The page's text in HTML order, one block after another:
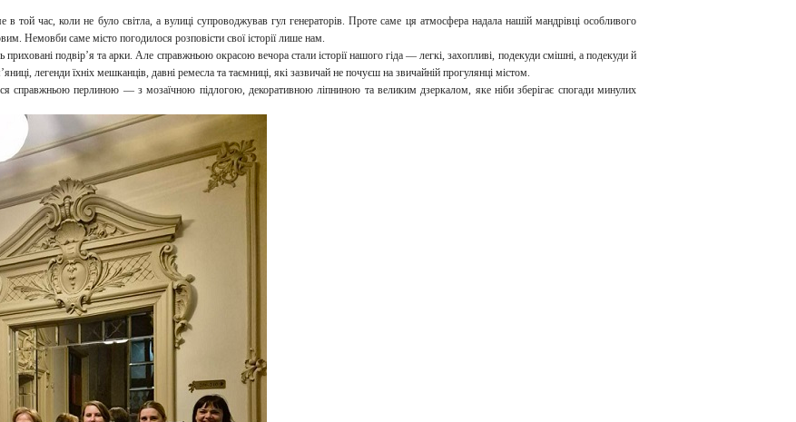
в той час, коли не було світла, а вулиці супроводжував гул генераторів. Проте саме ця атмосфера надала нашій мандрівціособливого
Немовби саме місто погодилося розповісти свої історії лише нам.
подвір’я та арки. Але справжньою окрасою вечора стали історії нашого гіда — легкі, захопливі, подекуди смішні, а подекуди й
легенди їхніх мешканців, давні ремесла та таємниці, які зазвичай не почуєш на звичайній прогулянці містом.
справжньою перлиною — змозаїчною підлогою, декоративною ліпниною та великим дзеркалом, яке ніби зберігає спогади минулих